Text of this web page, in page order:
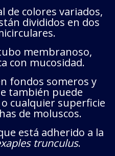
de colores variados,
divididos en dos
membranoso,
con mucosidad.
fondos someros y
también puede
cualquier superficie
de moluscos.
está adherido a la
trunculus.